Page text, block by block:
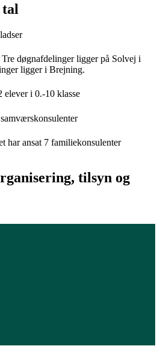
døgnafdelinger ligger på Solvej i
ligger i Brejning.
elever i 0.-10 klasse
har ansat 7 familiekonsulenter
tilsyn og